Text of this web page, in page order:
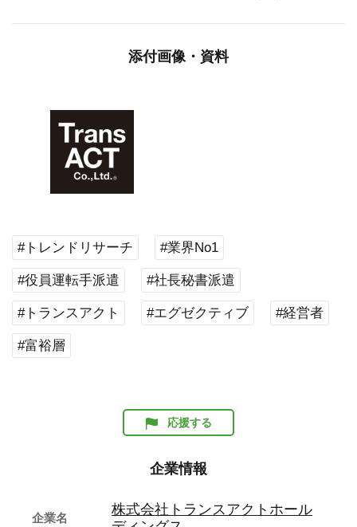
添付画像・資料
#トレンドリサーチ #業界No1
#役員運転手派遣 #社長秘書派遣
#トランスアクト #エグゼクティブ #経営者
#富裕層
応援する
企業情報
企業名
株式会社トランスアクトホール